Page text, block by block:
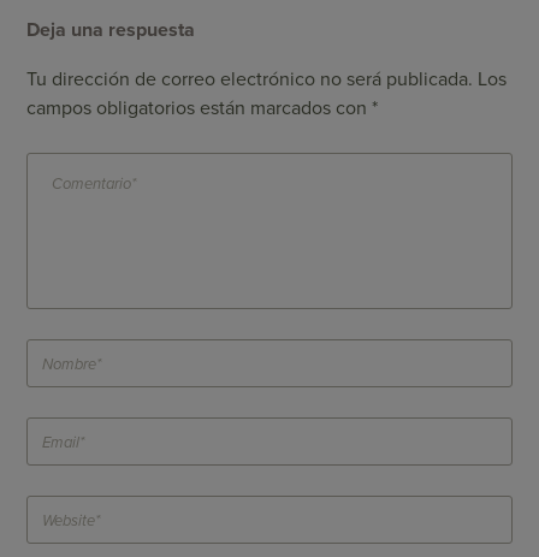
Deja una respuesta
Tu dirección de correo electrónico no será publicada. Los
campos obligatorios están marcados con *